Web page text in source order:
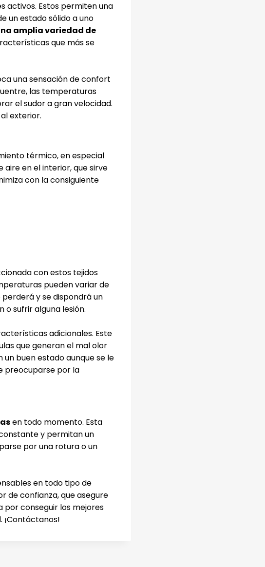
activos. Estos permiten una
un estado sólido a uno
amplia variedad de
que más se
una sensación de confort
las temperaturas
el sudor a gran velocidad.
exterior.
térmico, en especial
en el interior, que sirve
con la consiguiente
con estos tejidos
pueden variar de
y se dispondrá un
sufrir alguna lesión.
adicionales. Este
que generan el mal olor
buen estado aunque se le
preocuparse por la
en todo momento. Esta
y permitan un
por una rotura o un
en todo tipo de
de confianza, que asegure
por conseguir los mejores
¡Contáctanos!